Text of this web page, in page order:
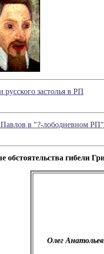
русского застолья в РП
в "?-лободневном РП"
обстоятельства гибели
Олег